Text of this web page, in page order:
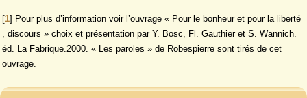
[1] Pour plus d’information voir l’ouvrage « Pour le bonheur et pour la liberté
, discours » choix et présentation par Y. Bosc, Fl. Gauthier et S. Wannich.
éd. La Fabrique.2000. « Les paroles » de Robespierre sont tirés de cet
ouvrage.